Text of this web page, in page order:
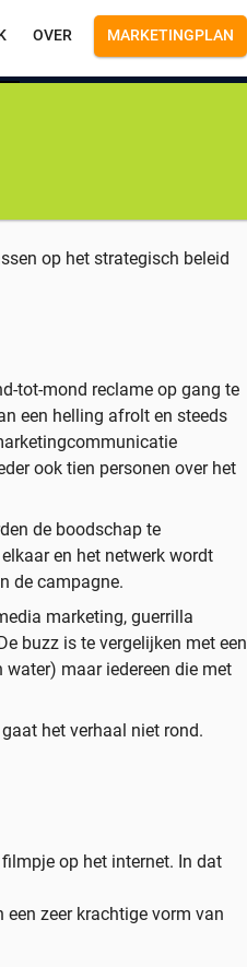
OVER MARKETINGPLAN
op het strategisch beleid
tot-mond reclame op gang te
een helling afrolt en steeds
ook tien personen over het
de boodschap te
en het netwerk wordt
de campagne.
marketing, guerrilla
buzz is te vergelijken met een
maar iedereen die met
het verhaal niet rond.
op het internet. In dat
een zeer krachtige vorm van